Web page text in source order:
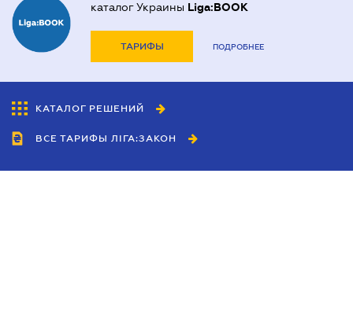
каталог Украины Liga:BOOK
ТАРИФЫ ПОДРОБНЕЕ
КАТАЛОГ РЕШЕНИЙ
ВСЕ ТАРИФЫ ЛІГА:ЗАКОН